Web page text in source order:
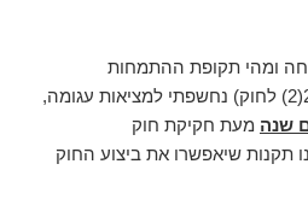
ומהי תקופת ההתמחות
'שנקבעה בתקנות" (סעיף 2(2) לחוק) נחשפתי למציאות עגומה,
שנה מעת חקיקת חוק
תקנות שיאפשרו את ביצוע החוק